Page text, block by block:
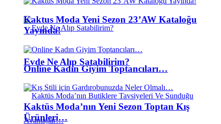
Evde Ne Alıp Satabilirim?
Kaktus Moda Yeni Sezon 23’AW Kataloğu
Yayında!
Online Kadın Giyim Toptancıları…
Kaktüs Moda’nın Yeni Sezon Toptan Kış
Ürünleri…